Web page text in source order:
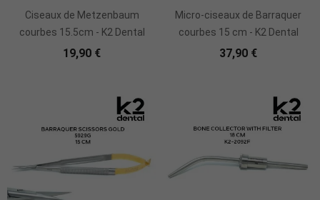
Ciseaux de Metzenbaum
courbes 15.5cm - K2 Dental
19,90 €
Micro-ciseaux de Barraquer
courbes 15 cm - K2 Dental
37,90 €